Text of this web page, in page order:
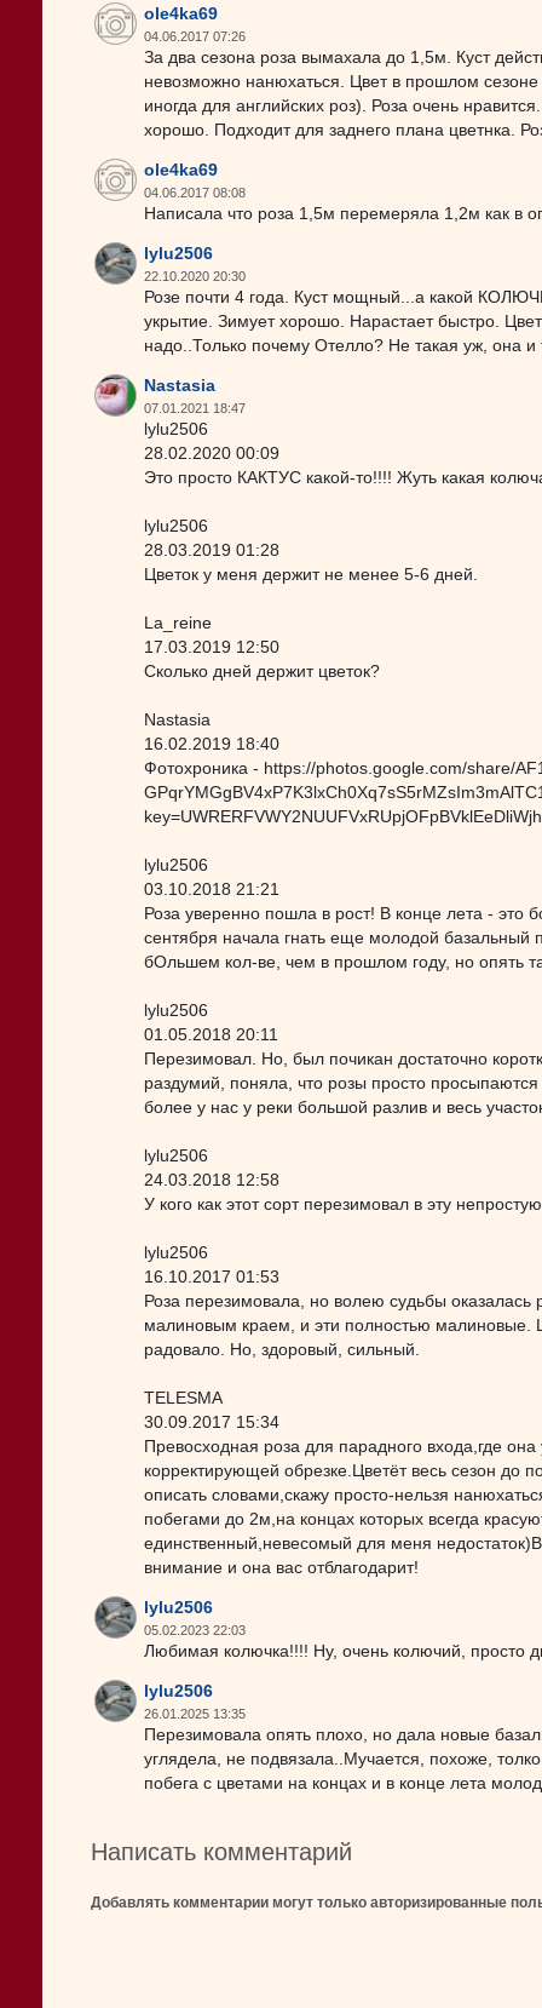
ole4ka69
04.06.2017 07:26
За два сезона роза вымахала до 1,5м. Куст
невозможно нанюхаться. Цвет в прошлом
иногда для английских роз). Роза очень
хорошо. Подходит для заднего плана цветнка.
ole4ka69
04.06.2017 08:08
Написала что роза 1,5м перемеряла 1,2м как в
lylu2506
22.10.2020 20:30
Розе почти 4 года. Куст мощный...а какой
укрытие. Зимует хорошо. Нарастает быстро.
надо..Только почему Отелло? Не такая уж, она
Nastasia
07.01.2021 18:47
lylu2506
28.02.2020 00:09
Это просто КАКТУС какой-то!!!! Жуть какая
lylu2506
28.03.2019 01:28
Цветок у меня держит не менее 5-6 дней.
La_reine
17.03.2019 12:50
Сколько дней держит цветок?
Nastasia
16.02.2019 18:40
Фотохроника - https://photos.google.com/share/
lylu2506
03.10.2018 21:21
Роза уверенно пошла в рост! В конце лета - это
сентября начала гнать еще молодой базальный
бОльшем кол-ве, чем в прошлом году, но опять
lylu2506
01.05.2018 20:11
Перезимовал. Но, был почикан достаточно
раздумий, поняла, что розы просто
более у нас у реки большой разлив и весь
lylu2506
24.03.2018 12:58
У кого как этот сорт перезимовал в эту
lylu2506
16.10.2017 01:53
Роза перезимовала, но волею судьбы
малиновым краем, и эти полностью малиновые.
радовало. Но, здоровый, сильный.
TELESMA
30.09.2017 15:34
Превосходная роза для парадного входа,где
корректирующей обрезке.Цветёт весь сезон до
описать словами,скажу просто-нельзя
побегами до 2м,на концах которых всегда
единственный,невесомый для меня
внимание и она вас отблагодарит!
lylu2506
05.02.2023 22:03
Любимая колючка!!!! Ну, очень колючий, просто
lylu2506
26.01.2025 13:35
Перезимовала опять плохо, но дала новые
углядела, не подвязала..Мучается, похоже,
побега с цветами на концах и в конце лета
Написать комментарий
Добавлять комментарии могут только авторизированные